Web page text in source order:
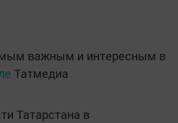
важным и интересным в
Татмедиа
Татарстана в